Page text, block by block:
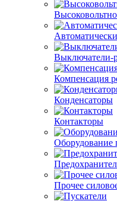
Выключатели-
Компенсация
Конденсаторы
Контакторы
Оборудование
Прочее